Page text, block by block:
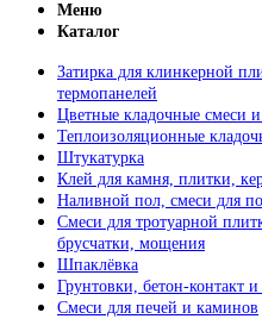
Меню
Каталог
Затирка для клинкерной
термопанелей
Цветные кладочные смеси
Теплоизоляционные
Штукатурка
Клей для камня, плитки,
Наливной пол, смеси для
Смеси для тротуарной
брусчатки, мощения
Шпаклёвка
Грунтовки, бетон-контакт
Смеси для печей и каминов